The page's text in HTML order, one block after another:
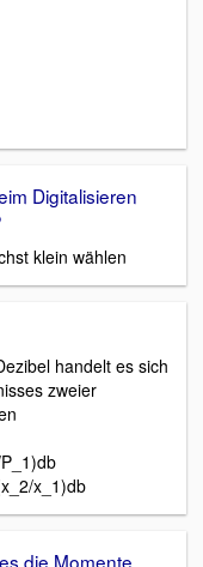
Digitalisieren
klein wählen
handelt es sich
zweier
x_1)db
die Momente